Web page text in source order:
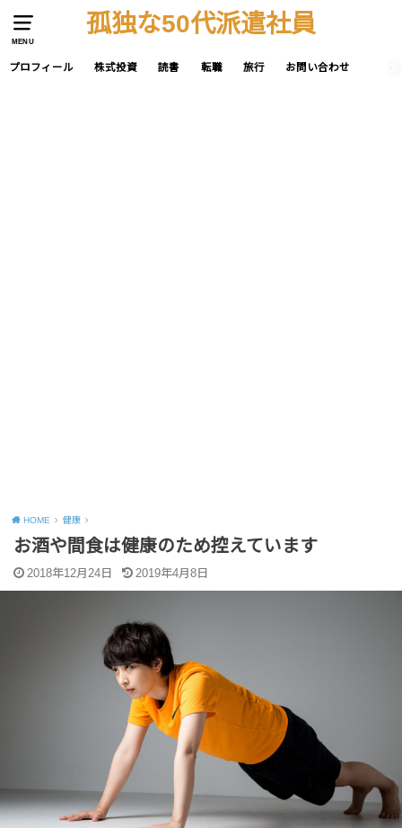
MENU
孤独な50代派遣社員
プロフィール 株式投資 読書 転職 旅行 お問い合わせ
HOME 健康
お酒や間食は健康のため控えています
2018年12月24日 2019年4月8日